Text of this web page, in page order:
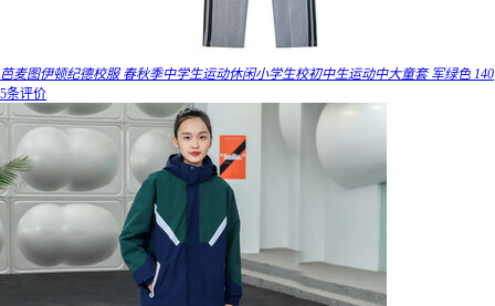
芭麦图伊顿纪德校服 春秋季中学生运动休闲小学生校初中生运动中大童套 军绿色 140
5条评价